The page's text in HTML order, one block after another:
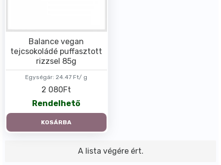
Egységár: 24.47 Ft/ g
Balance vegan
tejcsokoládé puffasztott
rizzsel 85g
2 080Ft
Rendelhető
KOSÁRBA
A lista végére ért.